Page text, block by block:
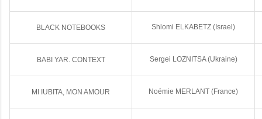
BLACK NOTEBOOKS Shlomi ELKABETZ (Israel)
BABI YAR. CONTEXT Sergei LOZNITSA (Ukraine)
MI IUBITA, MON AMOUR Noémie MERLANT (France)